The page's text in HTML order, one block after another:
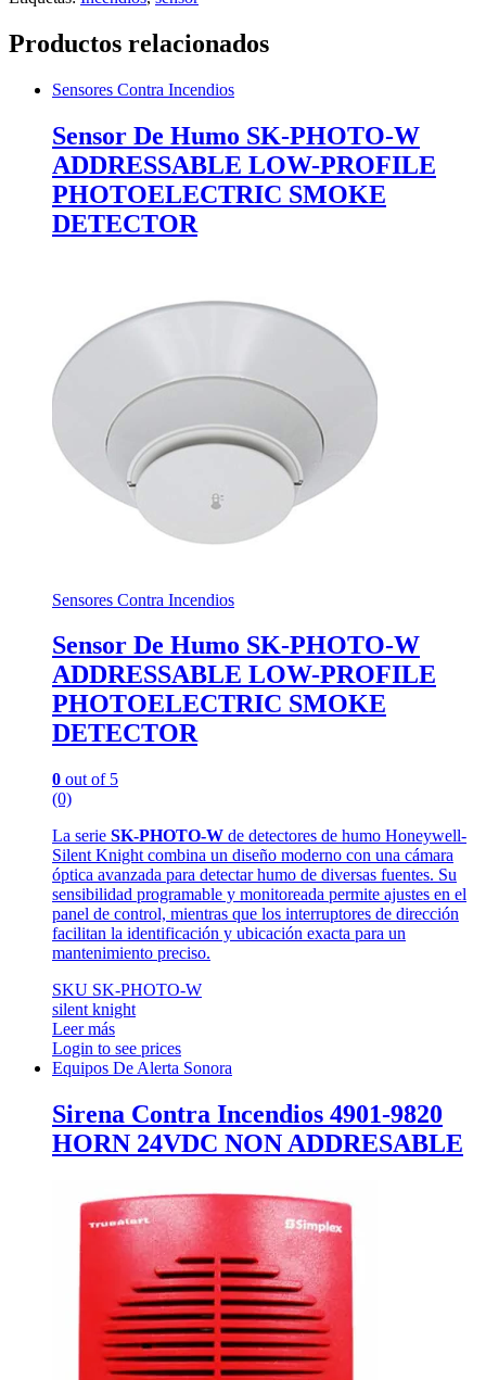
Productos relacionados
Sensores Contra Incendios
Sensor De Humo SK-PHOTO-W
ADDRESSABLE LOW-PROFILE
PHOTOELECTRIC SMOKE
DETECTOR
Sensores Contra Incendios
Sensor De Humo SK-PHOTO-W
ADDRESSABLE LOW-PROFILE
PHOTOELECTRIC SMOKE
DETECTOR
0 out of 5
(0)
La serie SK-PHOTO-W de detectores de humo Honeywell-
Silent Knight combina un diseño moderno con una cámara
óptica avanzada para detectar humo de diversas fuentes. Su
sensibilidad programable y monitoreada permite ajustes en el
panel de control, mientras que los interruptores de dirección
facilitan la identificación y ubicación exacta para un
mantenimiento preciso.
SKU SK-PHOTO-W
silent knight
Leer más
Login to see prices
Equipos De Alerta Sonora
Sirena Contra Incendios 4901-9820
HORN 24VDC NON ADDRESABLE